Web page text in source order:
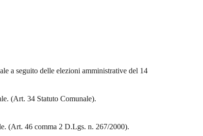
a seguito delle elezioni amministrative del 14
(Art. 34 Statuto Comunale).
(Art. 46 comma 2 D.Lgs. n. 267/2000).